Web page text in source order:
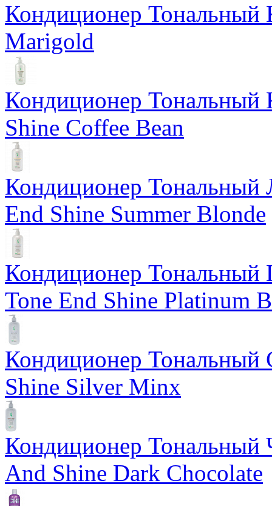
Кондиционер Тональный
Marigold
Кондиционер Тональный
Shine Coffee Bean
Кондиционер Тональный
End Shine Summer Blonde
Кондиционер
Tone End Shine Platinum
Кондиционер Тональный
Shine Silver Minx
Кондиционер Тональный
And Shine Dark Chocolate